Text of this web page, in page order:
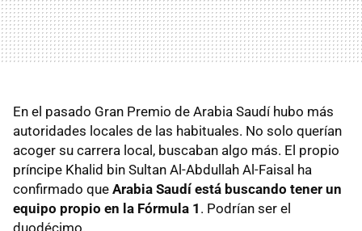
En el pasado Gran Premio de Arabia Saudí hubo más
autoridades locales de las habituales. No solo querían
acoger su carrera local, buscaban algo más. El propio
príncipe Khalid bin Sultan Al-Abdullah Al-Faisal ha
confirmado que Arabia Saudí está buscando tener un
equipo propio en la Fórmula 1 . Podrían ser el
duodécimo.